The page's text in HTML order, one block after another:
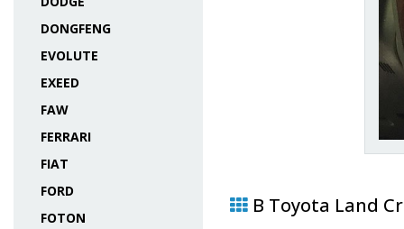
DONGFENG
EVOLUTE
EXEED
FAW
FERRARI
FIAT
FORD
FOTON
В Toyota Land